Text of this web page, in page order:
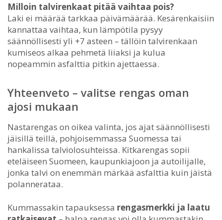
Milloin talvirenkaat pitää vaihtaa pois?
Laki ei määrää tarkkaa päivämäärää. Kesärenkaisiin
kannattaa vaihtaa, kun lämpötila pysyy
säännöllisesti yli +7 asteen – tällöin talvirenkaan
kumiseos alkaa pehmetä liiaksi ja kulua
nopeammin asfalttia pitkin ajettaessa.
Yhteenveto – valitse rengas oman
ajosi mukaan
Nastarengas on oikea valinta, jos ajat säännöllisesti
jäisillä teillä, pohjoisemmassa Suomessa tai
hankalissa talviolosuhteissa. Kitkarengas sopii
eteläiseen Suomeen, kaupunkiajoon ja autoilijalle,
jonka talvi on enemmän märkää asfalttia kuin jäistä
polannerataa.
Kummassakin tapauksessa rengasmerkki ja laatu